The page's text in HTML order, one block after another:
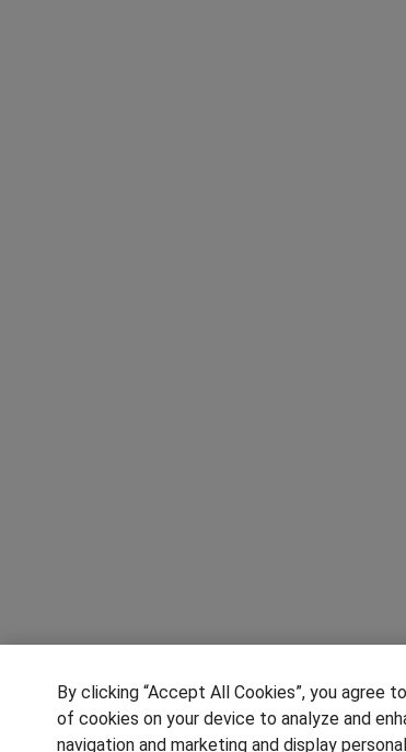
By clicking “Accept All Cookies”, you agree
of cookies on your device to analyze and
navigation and marketing and display